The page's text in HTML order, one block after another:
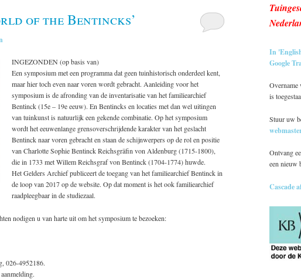
of the Bentincks’
INGEZONDEN (op basis van)
Een symposium met een programma dat geen tuinhistorisch onderdeel kent,
maar hier toch even naar voren wordt gebracht. Aanleiding voor het
symposium is de afronding van de inventarisatie van het familiearchief
Bentinck (15e – 19e eeuw). En Bentincks en locaties met dan wel uitingen
van tuinkunst is natuurlijk een gekende combinatie. Op het symposium
wordt het eeuwenlange grensoverschrijdende karakter van het geslacht
Bentinck naar voren gebracht en staan de schijnwerpers op de rol en positie
van Charlotte Sophie Bentinck Reichsgräfin von Aldenburg (1715-1800),
die in 1733 met Willem Reichsgraf von Bentinck (1704-1774) huwde.
Het Gelders Archief publiceert de toegang van het familiearchief Bentinck in
de loop van 2017 op de website. Op dat moment is het ook familiearchief
raadpleegbaar in de studiezaal.
nodigen u van harte uit om het symposium te bezoeken:
026-4952186.
In
Google
Overname
is
Stuur uw
Ontvang
een nieuw
Cascade